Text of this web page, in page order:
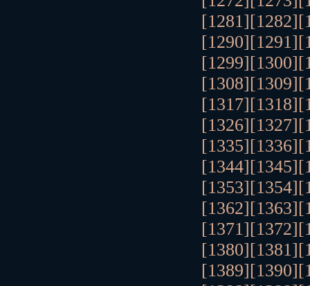
[1281][1282]
[1290][1291]
[1299][1300]
[1308][1309]
[1317][1318]
[1326][1327]
[1335][1336]
[1344][1345]
[1353][1354]
[1362][1363]
[1371][1372]
[1380][1381]
[1389][1390]